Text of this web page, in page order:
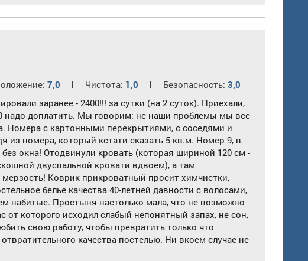
7,0 Чистота: 1,0 Безопасность:3,0
заранее - 2400!!! за сутки (на 2 суток). Приехали,
надо доплатить. Мы говорим: не наши проблемы мы все
Номера с картонными перекрытиями, с соседями и
номера, который кстати сказать 5 кв.м. Номер 9, в
окна! Отодвинули кровать (которая шириной 120 см -
двуспальной кровати вдвоем), а там
Коврик прикроватный просит химчистки,
белье качества 40-летней давности с волосами,
набитые. Простыня настолько мала, что не возможно
от которого исходил слабый непонятный запах, не сон,
свою работу, чтобы превратить только что
качества постелью. Ни вкоем случае не